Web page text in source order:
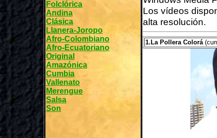
Folclórica
Andina
Clásica
Llanera-Joropo
Afro-Colombiano
Afro-Ecuatoriano
Original
Amazónica
Cumbia
Vallenato
Merengue
Salsa
Son
Los vídeos
alta resolución.
1.La Pollera Colorá